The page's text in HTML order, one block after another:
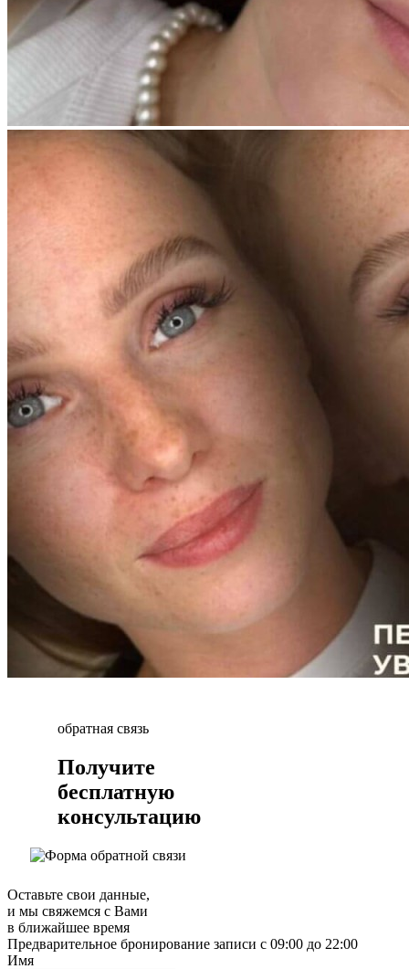
обратная связь
Получите
бесплатную
консультацию
Оставьте свои данные,
и мы свяжемся с Вами
в ближайшее время
Предварительное бронирование записи с 09:00 до 22:00
Имя